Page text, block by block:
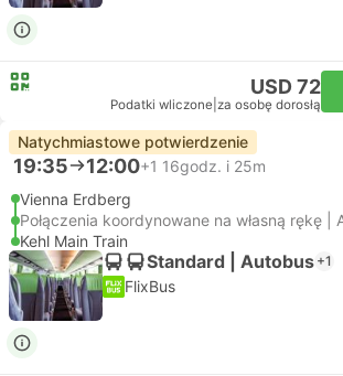
USD 72
Podatki wliczone za osobę dorosłą
Natychmiastowe potwierdzenie
19:35 12:00+1 16godz. i 25m
Vienna Erdberg
Połączenia koordynowane na własną rękę |
Kehl Main Train
Standard | Autobus +1
FlixBus